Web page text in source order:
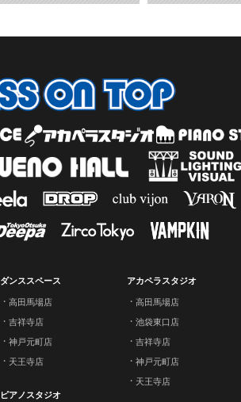
ダンススペース
高田馬場店
吉祥寺店
神戸元町店
天王寺店
ピアノスタジオ
アカペラスタジオ
高田馬場店
池袋東口店
吉祥寺店
神戸元町店
天王寺店